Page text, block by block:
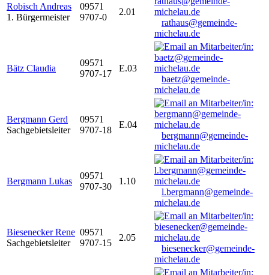
Robisch Andreas
1. Bürgermeister
09571
9707-0
2.01
rathaus@gemeinde-
michelau.de
Bätz Claudia
09571
9707-17
E.03
baetz@gemeinde-
michelau.de
Bergmann Gerd
Sachgebietsleiter
09571
9707-18
E.04
bergmann@gemeinde-
michelau.de
Bergmann Lukas
09571
9707-30
1.10
l.bergmann@gemeinde-
michelau.de
Biesenecker Rene
Sachgebietsleiter
09571
9707-15
2.05
biesenecker@gemeinde-
michelau.de